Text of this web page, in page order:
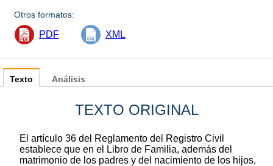
Otros formatos:
PDF XML
Texto
TEXTO ORIGINAL
El artículo 36 del Reglamento del Registro Civil
establece que en el Libro de Familia, además del
matrimonio de los padres y del nacimiento de los hijos,
Análisis